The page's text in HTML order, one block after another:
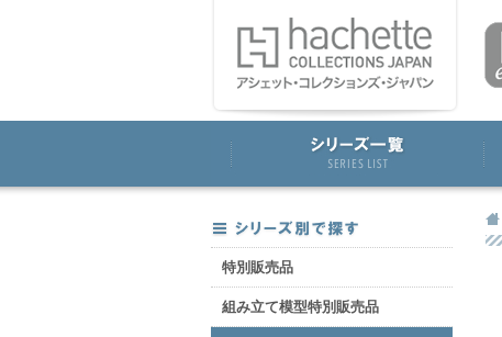
特別販売品
組み立て模型特別販売品